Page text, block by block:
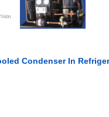
Condenser In